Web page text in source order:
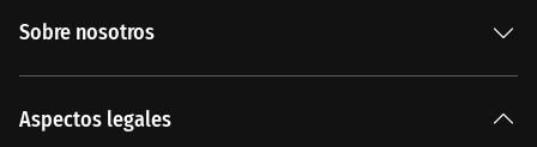
Sobre nosotros
Aspectos legales